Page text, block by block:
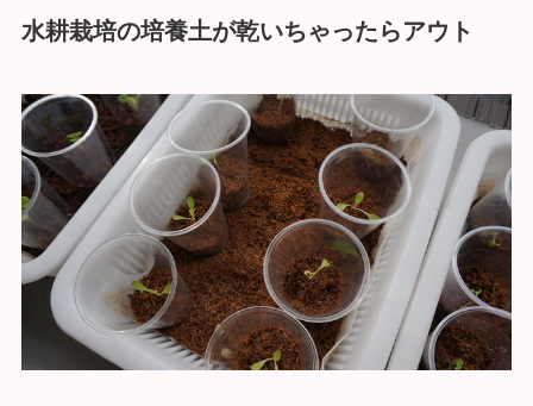
水耕栽培の培養土が乾いちゃったらアウト